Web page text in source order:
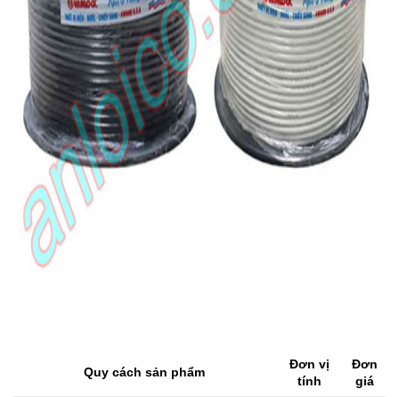
Quy cách sản phẩm
Đơn vị
tính
Đơn
giá